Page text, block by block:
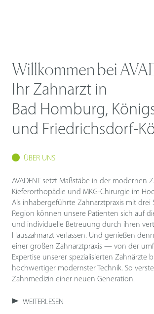
Willkommen bei
Ihr Zahnarzt in
Bad Homburg,
und Friedrichsdorf-
ÜBER UNS
AVADENT setzt Maßstäbe in der modernen
Kieferorthopädie und MKG-Chirurgie im
Als inhabergeführte Zahnarztpraxis mit drei
Region können unsere Patienten sich auf
und individuelle Betreuung durch ihren
Hauszahnarzt verlassen. Und genießen
einer großen Zahnarztpraxis — von der
Expertise unserer spezialisierten Zahnärzte
hochwertiger modernster Technik. So
Zahnmedizin einer neuen Generation.
WEITERLESEN